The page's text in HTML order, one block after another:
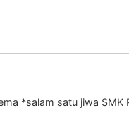
*salam satu jiwa SMK